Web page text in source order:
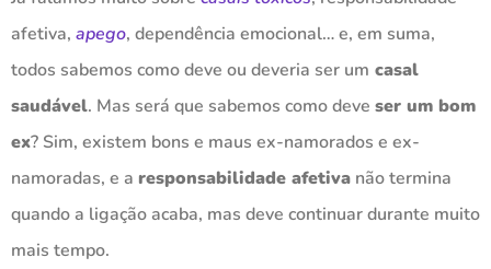
afetiva, apego, dependência emocional… e, em suma,
todos sabemos como deve ou deveria ser um casal
saudável. Mas será que sabemos como deve ser um bom
ex? Sim, existem bons e maus ex-namorados e ex-
namoradas, e a responsabilidade afetiva não termina
quando a ligação acaba, mas deve continuar durante muito
mais tempo.